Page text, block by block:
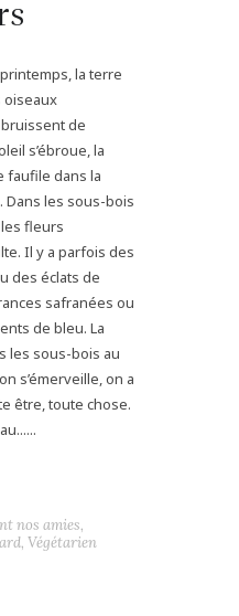
la terre
oiseaux
de
s’ébroue, la
faufile dans la
les sous-bois
les fleurs
Il y a parfois des
des éclats de
safranées ou
de bleu. La
les sous-bois au
s’émerveille, on a
être, toute chose.
nos amies,
, Végétarien